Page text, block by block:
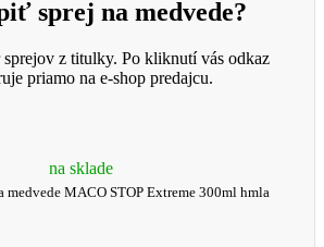
sprej na medvede?
z titulky. Po kliknutí vás odkaz
priamo na e-shop predajcu.
na sklade
medvede MACO STOP Extreme 300ml hmla